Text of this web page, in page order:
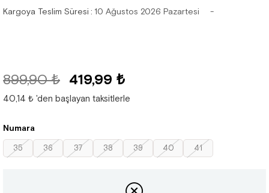
Kargoya Teslim Süresi : 10 Ağustos 2026 Pazartesi
899,90 ₺ 419,99 ₺
40,14 ₺ 'den başlayan taksitlerle
Numara
35 36 37 38 39 40 41